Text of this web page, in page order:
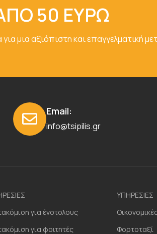
50 ΕΥΡΩ
μια αξιόπιστη και επαγγελματική
Email:
info@tsipilis.gr
για ένστολους
για φοιτητές
ΥΠΗΡΕΣΙΕΣ
Φορτοταξί